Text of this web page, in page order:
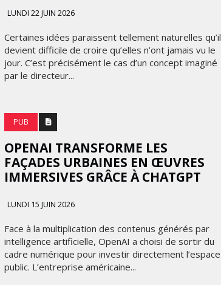
LUNDI 22 JUIN 2026
Certaines idées paraissent tellement naturelles qu’il
devient difficile de croire qu’elles n’ont jamais vu le
jour. C’est précisément le cas d’un concept imaginé
par le directeur...
PUB
OPENAI TRANSFORME LES
FAÇADES URBAINES EN ŒUVRES
IMMERSIVES GRÂCE À CHATGPT
LUNDI 15 JUIN 2026
Face à la multiplication des contenus générés par
intelligence artificielle, OpenAI a choisi de sortir du
cadre numérique pour investir directement l’espace
public. L’entreprise américaine...